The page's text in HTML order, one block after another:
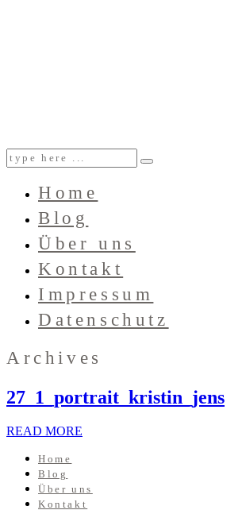
Home
Blog
Über uns
Kontakt
Impressum
Datenschutz
Archives
27_1_portrait_kristin_jens
READ MORE
Home
Blog
Über uns
Kontakt